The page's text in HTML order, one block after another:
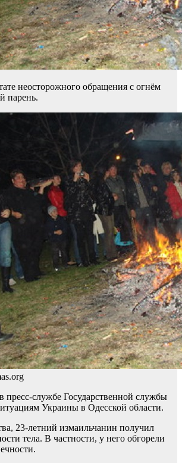
неосторожного обращения с огнём
парень.
службе Государственной службы
Украины в Одесской области.
23-летний измаильчанин получил
тела. В частности, у него обгорели